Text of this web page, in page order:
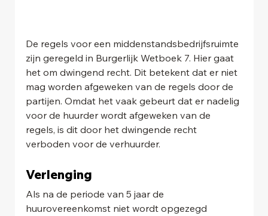
De regels voor een middenstandsbedrijfsruimte
zijn geregeld in Burgerlijk Wetboek 7. Hier gaat
het om dwingend recht. Dit betekent dat er niet
mag worden afgeweken van de regels door de
partijen. Omdat het vaak gebeurt dat er nadelig
voor de huurder wordt afgeweken van de
regels, is dit door het dwingende recht
verboden voor de verhuurder.
Verlenging
Als na de periode van 5 jaar de
huurovereenkomst niet wordt opgezegd